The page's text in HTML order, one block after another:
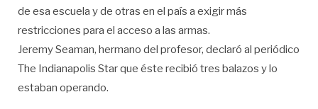
de esa escuela y de otras en el país a exigir más
restricciones para el acceso a las armas.
Jeremy Seaman, hermano del profesor, declaró al periódico
The Indianapolis Star que éste recibió tres balazos y lo
estaban operando.